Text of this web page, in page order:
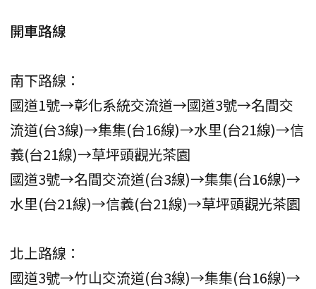
開車路線
南下路線：
國道1號→彰化系統交流道→國道3號→名間交
流道(台3線)→集集(台16線)→水里(台21線)→信
義(台21線)→草坪頭觀光茶園
國道3號→名間交流道(台3線)→集集(台16線)→
水里(台21線)→信義(台21線)→草坪頭觀光茶園
北上路線：
國道3號→竹山交流道(台3線)→集集(台16線)→